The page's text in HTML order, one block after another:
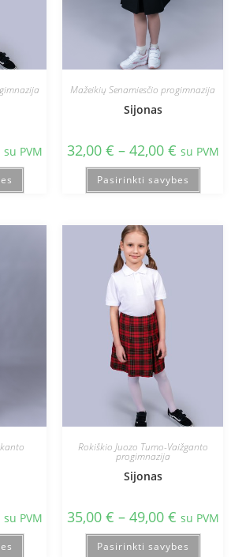
su PVM
Mažeikių Senamiesčio progimnazija
Sijonas
32,00 € – 42,00 € su PVM
Pasirinkti savybes
su PVM
Rokiškio Juozo Tumo-Vaižganto
progimnazija
Sijonas
35,00 € – 49,00 € su PVM
Pasirinkti savybes